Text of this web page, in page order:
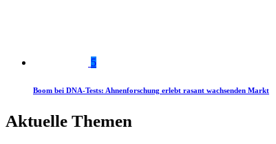
5
Boom bei DNA-Tests: Ahnenforschung erlebt rasant wachsenden Markt
Aktuelle Themen